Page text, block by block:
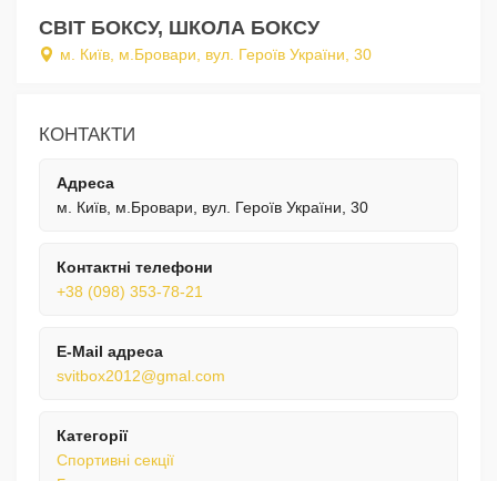
СВІТ БОКСУ, ШКОЛА БОКСУ
м. Київ, м.Бровари, вул. Героїв України, 30
КОНТАКТИ
Адреса
м. Київ, м.Бровари, вул. Героїв України, 30
Контактні телефони
+38 (098) 353-78-21
E-Mail адреса
svitbox2012@gmal.com
Категорії
Спортивні секції